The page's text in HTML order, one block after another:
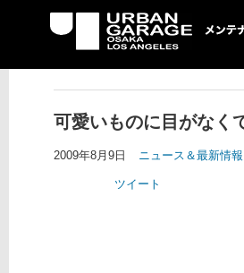
UG メンテナン
可愛いものに目がなく
2009年8月9日 ニュース＆最新情報
ツイート